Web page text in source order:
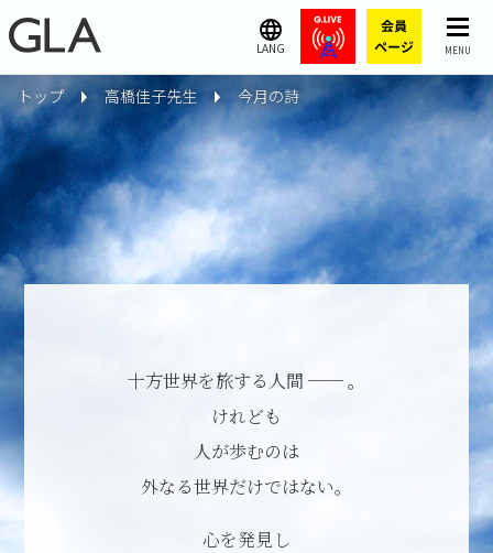
MENU
LANG
十方世界を旅する人間 ── 。
けれども
人が歩むのは
外なる世界だけではない。
心を発見し
トップ 高橋佳子先生 今月の詩